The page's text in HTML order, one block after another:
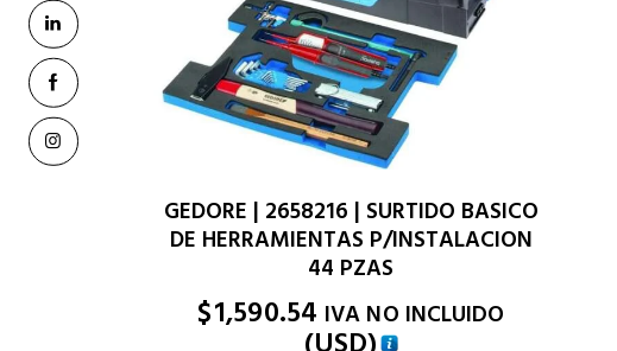
GEDORE | 2658216 | SURTIDO BASICO
DE HERRAMIENTAS P/INSTALACION
44 PZAS
$1,590.54 IVA NO INCLUIDO